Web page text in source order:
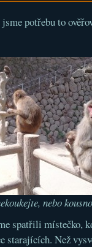
potřebu to
nebo
spatřili místečko,
Než